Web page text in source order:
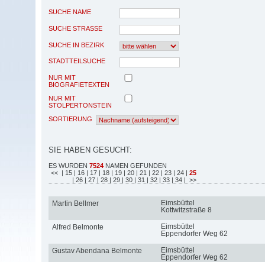
SUCHE NAME
SUCHE STRASSE
SUCHE IN BEZIRK
STADTTEILSUCHE
NUR MIT
BIOGRAFIETEXTEN
NUR MIT
STOLPERTONSTEIN
SORTIERUNG
SIE HABEN GESUCHT:
ES WURDEN 7524 NAMEN GEFUNDEN
<< | 15 | 16 | 17 | 18 | 19 | 20 | 21 | 22 | 23 | 24 | 25
| 26 | 27 | 28 | 29 | 30 | 31 | 32 | 33 | 34 | >>
Martin Bellmer
Eimsbüttel
Kottwitzstraße 8
Alfred Belmonte
Eimsbüttel
Eppendorfer Weg 62
Gustav Abendana Belmonte
Eimsbüttel
Eppendorfer Weg 62